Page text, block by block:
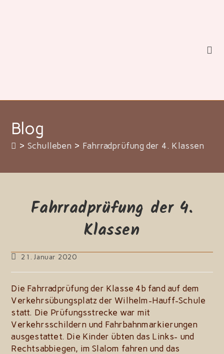
Blog
> Schulleben > Fahrradprüfung der 4. Klassen
Fahrradprüfung der 4.
Klassen
Beitrag
am:
21. Januar 2020
Die Fahrradprüfung der Klasse 4b fand auf dem
Verkehrsübungsplatz der Wilhelm-Hauff-Schule
statt. Die Prüfungsstrecke war mit
Verkehrsschildern und Fahrbahnmarkierungen
ausgestattet. Die Kinder übten das Links- und
Rechtsabbiegen, im Slalom fahren und das